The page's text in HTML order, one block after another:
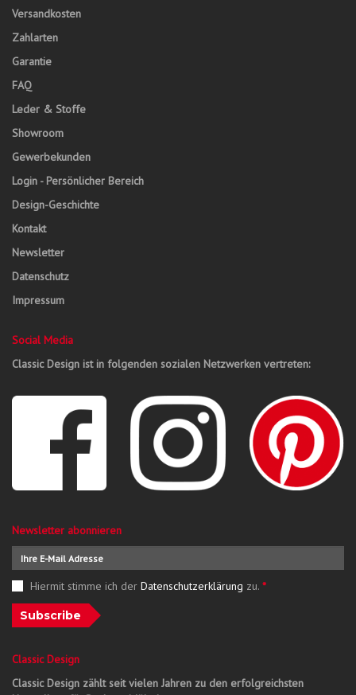
Versandkosten
Zahlarten
Garantie
FAQ
Leder & Stoffe
Showroom
Gewerbekunden
Login - Persönlicher Bereich
Design-Geschichte
Kontakt
Newsletter
Datenschutz
Impressum
Social Media
Classic Design ist in folgenden sozialen Netzwerken vertreten:
Newsletter abonnieren
Hiermit stimme ich der Datenschutzerklärung zu. *
Subscribe
Classic Design
Classic Design zählt seit vielen Jahren zu den erfolgreichsten